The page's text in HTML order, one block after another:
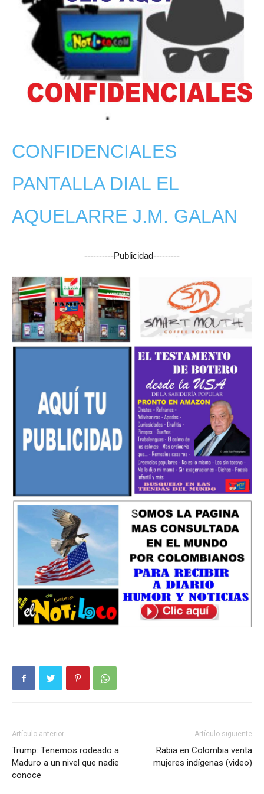
CONFIDENCIALES
PANTALLA DIAL EL
AQUELARRE J.M. GALAN
----------Publicidad---------
Artículo anterior
Trump: Tenemos rodeado a
Maduro a un nivel que nadie
conoce
Artículo siguiente
Rabia en Colombia venta
mujeres indígenas (video)